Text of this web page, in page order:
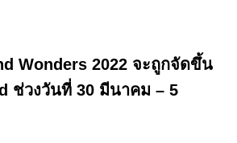
Wonders 2022 จะถูกจัดขึ้น
ช่วงวันที่ 30 มีนาคม – 5